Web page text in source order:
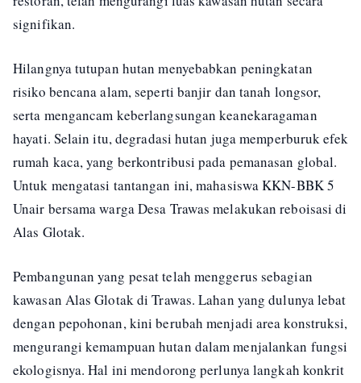
signifikan.
Hilangnya tutupan hutan menyebabkan peningkatan
risiko bencana alam, seperti banjir dan tanah longsor,
serta mengancam keberlangsungan keanekaragaman
hayati. Selain itu, degradasi hutan juga memperburuk efek
rumah kaca, yang berkontribusi pada pemanasan global.
Untuk mengatasi tantangan ini, mahasiswa KKN-BBK 5
Unair bersama warga Desa Trawas melakukan reboisasi di
Alas Glotak.
Pembangunan yang pesat telah menggerus sebagian
kawasan Alas Glotak di Trawas. Lahan yang dulunya lebat
dengan pepohonan, kini berubah menjadi area konstruksi,
mengurangi kemampuan hutan dalam menjalankan fungsi
ekologisnya. Hal ini mendorong perlunya langkah konkrit